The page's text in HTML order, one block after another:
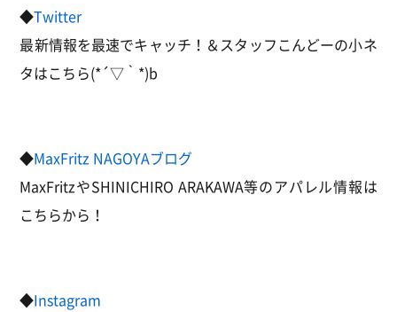
◆Twitter
最新情報を最速でキャッチ！＆スタッフこんどーの小ネ
タはこちら(*´▽｀*)b
◆MaxFritz NAGOYAブログ
MaxFritzやSHINICHIRO ARAKAWA等のアパレル情報は
こちらから！
◆Instagram